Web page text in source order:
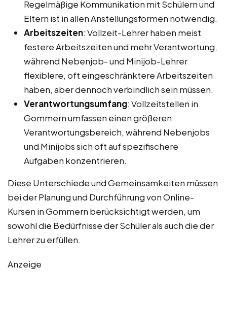
Regelmäßige Kommunikation mit Schülern und
Eltern ist in allen Anstellungsformen notwendig.
Arbeitszeiten: Vollzeit-Lehrer haben meist
festere Arbeitszeiten und mehr Verantwortung,
während Nebenjob- und Minijob-Lehrer
flexiblere, oft eingeschränktere Arbeitszeiten
haben, aber dennoch verbindlich sein müssen.
Verantwortungsumfang: Vollzeitstellen in
Gommern umfassen einen größeren
Verantwortungsbereich, während Nebenjobs
und Minijobs sich oft auf spezifischere
Aufgaben konzentrieren.
Diese Unterschiede und Gemeinsamkeiten müssen
bei der Planung und Durchführung von Online-
Kursen in Gommern berücksichtigt werden, um
sowohl die Bedürfnisse der Schüler als auch die der
Lehrer zu erfüllen.
Anzeige